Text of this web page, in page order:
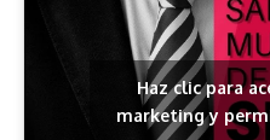
Haz clic para
marketing y